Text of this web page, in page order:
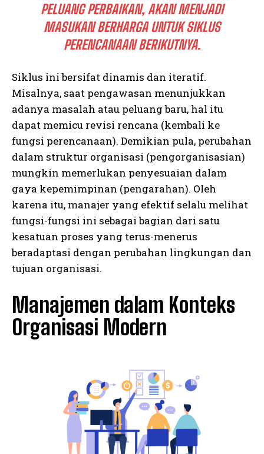
PELUANG PERBAIKAN, AKAN MENJADI
MASUKAN BERHARGA UNTUK SIKLUS
PERENCANAAN BERIKUTNYA.
Siklus ini bersifat dinamis dan iteratif.
Misalnya, saat pengawasan menunjukkan
adanya masalah atau peluang baru, hal itu
dapat memicu revisi rencana (kembali ke
fungsi perencanaan). Demikian pula, perubahan
dalam struktur organisasi (pengorganisasian)
mungkin memerlukan penyesuaian dalam
gaya kepemimpinan (pengarahan). Oleh
karena itu, manajer yang efektif selalu melihat
fungsi-fungsi ini sebagai bagian dari satu
kesatuan proses yang terus-menerus
beradaptasi dengan perubahan lingkungan dan
tujuan organisasi.
Manajemen dalam Konteks
Organisasi Modern